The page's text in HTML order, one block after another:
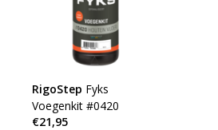
RigoStep Fyks
Voegenkit #0420
€21,95